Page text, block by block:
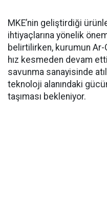
MKE’nin geliştirdiği
ihtiyaçlarına yönelik
belirtilirken, kurumun Ar-
hız kesmeden devam
savunma sanayisinde
teknoloji alanındaki
taşıması bekleniyor.